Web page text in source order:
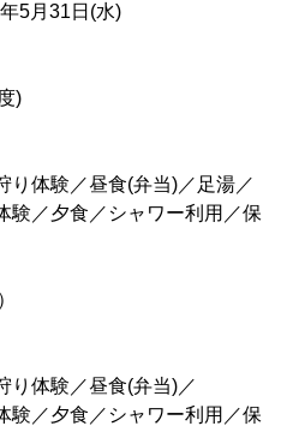
5月31日(水)
)
り体験／昼食(弁当)／足湯／
験／夕食／シャワー利用／保
り体験／昼食(弁当)／
験／夕食／シャワー利用／保